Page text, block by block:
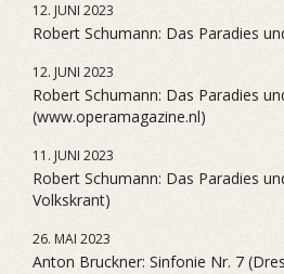
12. JUNI 2023
Robert Schumann: Das Paradies
12. JUNI 2023
Robert Schumann: Das Paradies
(www.operamagazine.nl)
11. JUNI 2023
Robert Schumann: Das Paradies
Volkskrant)
26. MAI 2023
Anton Bruckner: Sinfonie Nr. 7